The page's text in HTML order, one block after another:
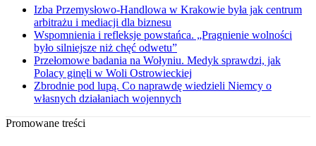
Izba Przemysłowo-Handlowa w Krakowie była jak centrum
arbitrażu i mediacji dla biznesu
Wspomnienia i refleksje powstańca. „Pragnienie wolności
było silniejsze niż chęć odwetu”
Przełomowe badania na Wołyniu. Medyk sprawdzi, jak
Polacy ginęli w Woli Ostrowieckiej
Zbrodnie pod lupą. Co naprawdę wiedzieli Niemcy o
własnych działaniach wojennych
Promowane treści